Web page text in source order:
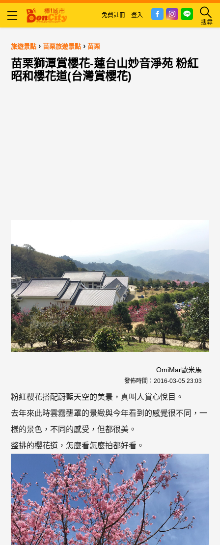
搜尋
免費註冊 登入
旅遊景點 ›苗栗旅遊景點 ›苗栗
苗栗獅潭賞櫻花-蓮台山妙音淨苑 粉紅
昭和櫻花道(台灣賞櫻花)
OmiMar歐米馬
發佈時間： 2016-03-05 23:03
粉紅櫻花搭配蔚藍天空的美景，真叫人賞心悅目。
去年來此時雲霧壟罩的景緻與今年看到的感覺很不同，一
樣的景色，不同的感受，但都很美。
整排的櫻花道，怎麼看怎麼拍都好看。